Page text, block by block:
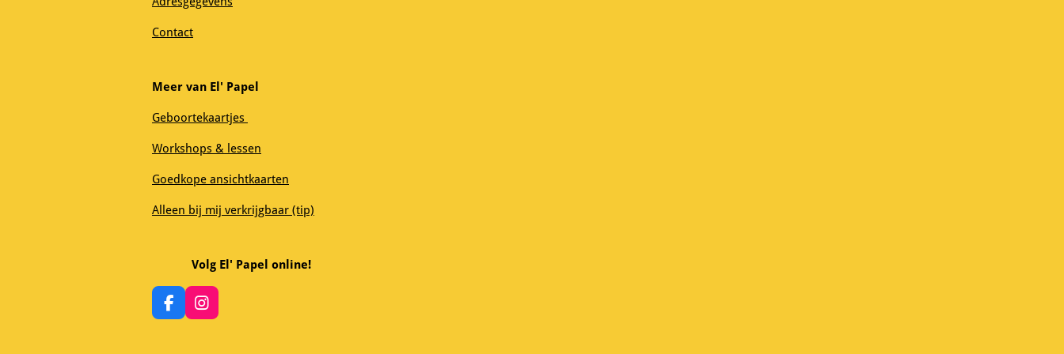
Contact
Meer van El' Papel
Geboortekaartjes
Workshops & lessen
Goedkope ansichtkaarten
Alleen bij mij verkrijgbaar (tip)
Volg El' Papel online!
F
a
I
n